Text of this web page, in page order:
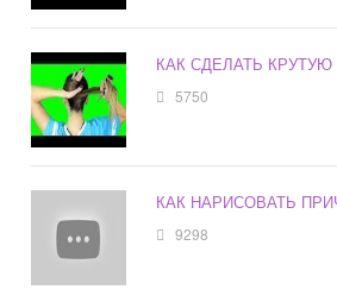
КАК СДЕЛАТЬ
5750
КАК НАРИСОВАТЬ
9298